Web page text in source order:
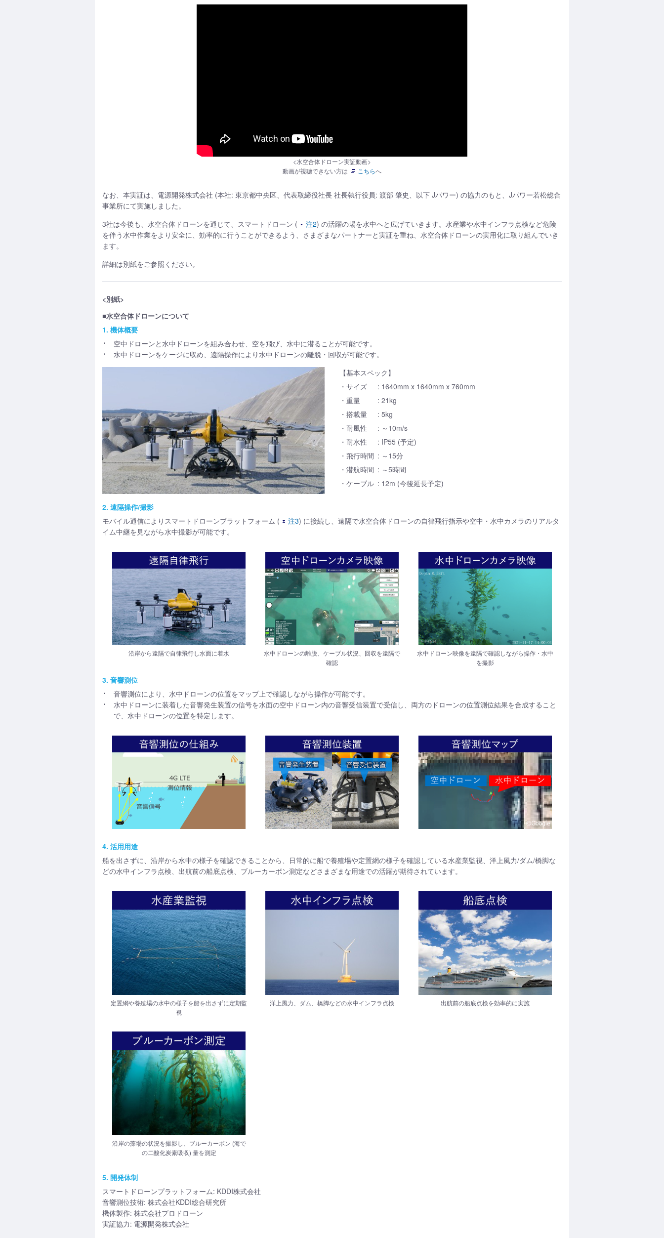
<水空合体ドローン実証動画>
動画が視聴できない方は
こちらへ
なお、本実証は、電源開発株式会社 (本社: 東京都中央区、代表取締役社長 社長執行役員: 渡部 肇史、以下 Jパワー) の協力のもと、Jパワー若松総合
事業所にて実施しました。
3社は今後も、水空合体ドローンを通じて、スマートドローン (
注2) の活躍の場を水中へと広げていきます。水産業や水中インフラ点検など危険
を伴う水中作業をより安全に、効率的に行うことができるよう、さまざまなパートナーと実証を重ね、水空合体ドローンの実用化に取り組んでいき
ます。
詳細は別紙をご参照ください。
<別紙>
■水空合体ドローンについて
1. 機体概要
空中ドローンと水中ドローンを組み合わせ、空を飛び、水中に潜ることが可能です。
水中ドローンをケージに収め、遠隔操作により水中ドローンの離脱・回収が可能です。
【基本スペック】
・サイズ
: 1640mm x 1640mm x 760mm
・重量
: 21kg
・搭載量
: 5kg
・耐風性
: ～10m/s
・耐水性
: IP55 (予定)
・飛行時間 : ～15分
・潜航時間 : ～5時間
・ケーブル : 12m (今後延長予定)
2. 遠隔操作/撮影
モバイル通信によりスマートドローンプラットフォーム (
注3) に接続し、遠隔で水空合体ドローンの自律飛行指示や空中・水中カメラのリアルタ
イム中継を見ながら水中撮影が可能です。
沿岸から遠隔で自律飛行し水面に着水
水中ドローンの離脱、ケーブル状況、回収を遠隔で
確認
水中ドローン映像を遠隔で確認しながら操作・水中
を撮影
3. 音響測位
音響測位により、水中ドローンの位置をマップ上で確認しながら操作が可能です。
水中ドローンに装着した音響発生装置の信号を水面の空中ドローン内の音響受信装置で受信し、両方のドローンの位置測位結果を合成すること
で、水中ドローンの位置を特定します。
4. 活用用途
船を出さずに、沿岸から水中の様子を確認できることから、日常的に船で養殖場や定置網の様子を確認している水産業監視、洋上風力/ダム/橋脚な
どの水中インフラ点検、出航前の船底点検、ブルーカーボン測定などさまざまな用途での活躍が期待されています。
定置網や養殖場の水中の様子を船を出さずに定期監
視
洋上風力、ダム、橋脚などの水中インフラ点検 出航前の船底点検を効率的に実施
沿岸の藻場の状況を撮影し、ブルーカーボン (海で
の二酸化炭素吸収) 量を測定
5. 開発体制
スマートドローンプラットフォーム: KDDI株式会社
音響測位技術: 株式会社KDDI総合研究所
機体製作: 株式会社プロドローン
実証協力: 電源開発株式会社